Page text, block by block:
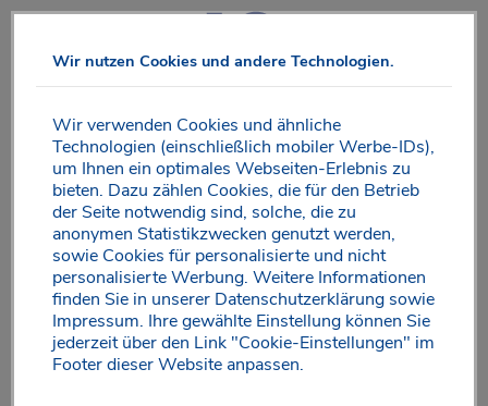
Direkt
Inhalt
Pressekontakt
Sie sind Fach- oder Publikumsredakteur und möchten über
FOKUS IQ®berichten? Das freut uns sehr! Gerne stellen
wir Ihnen individuelles Text- und Bildmaterial zusammen.
Melden Sie sich einfach per E-Mail bei uns oder rufen Sie
uns direkt an. Wir freuen uns auf den Austausch mit Ihnen!
Wir nutzen Cookies und andere Technologien.
Wir verwenden Cookies und ähnliche
Technologien (einschließlich mobiler Werbe-IDs),
um Ihnen ein optimales Webseiten-Erlebnis zu
bieten. Dazu zählen Cookies, die für den Betrieb
der Seite notwendig sind, solche, die zu
anonymen Statistikzwecken genutzt werden,
sowie Cookies für personalisierte und nicht
personalisierte Werbung. Weitere Informationen
finden Sie in unserer Datenschutzerklärungsowie
Impressum. Ihre gewählte Einstellung können Sie
jederzeit über den Link "Cookie-Einstellungen" im
Footer dieser Website anpassen.